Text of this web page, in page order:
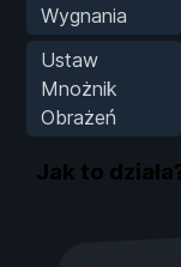
Wygnania
Ustaw
Mnożnik
Obrażeń
Jak to